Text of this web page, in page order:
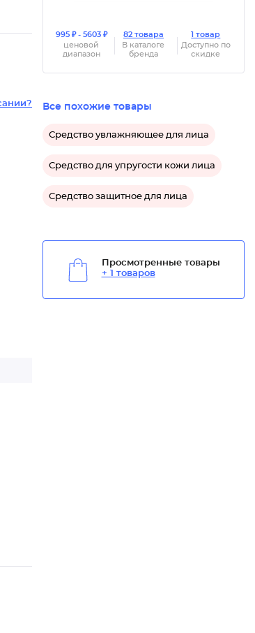
995 ₽ - 5603 ₽
ценовой
диапазон
82 товара
В каталоге
бренда
1 товар
Доступно по
скидке
Все похожие товары
Средство увлажняющее для лица
Средство для упругости кожи лица
Средство защитное для лица
Просмотренные товары
+ 1 товаров